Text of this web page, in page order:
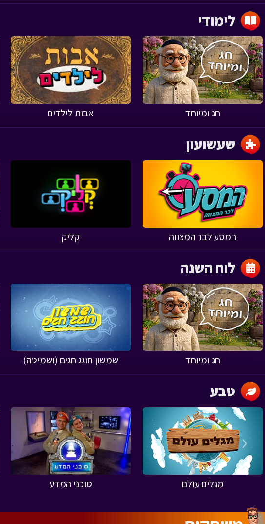
חג ומיוחד אבות לילדים
‹
המסע לבר המצווה קליק
‹
חג ומיוחד שמשון חוגג חגים (ושמיטה)
‹
מגלים עולם סוכני המדע
‹